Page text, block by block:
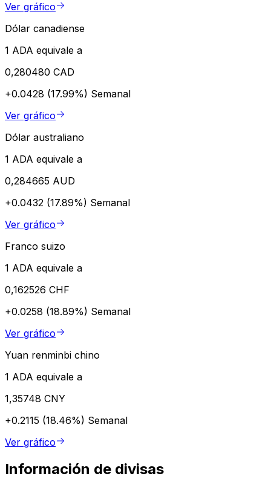
Ver gráfico
Dólar canadiense
1 ADA equivale a
0,280480 CAD
+0.0428 (17.99%) Semanal
Ver gráfico
Dólar australiano
1 ADA equivale a
0,284665 AUD
+0.0432 (17.89%) Semanal
Ver gráfico
Franco suizo
1 ADA equivale a
0,162526 CHF
+0.0258 (18.89%) Semanal
Ver gráfico
Yuan renminbi chino
1 ADA equivale a
1,35748 CNY
+0.2115 (18.46%) Semanal
Ver gráfico
Información de divisas